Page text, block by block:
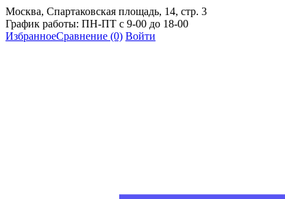
Москва, Спартаковская площадь, 14, стр. 3
График работы: ПН-ПТ с 9-00 до 18-00
ИзбранноеСравнение (0) Войти